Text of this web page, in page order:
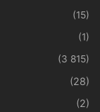
(15)
(1)
(3 815)
(28)
(2)